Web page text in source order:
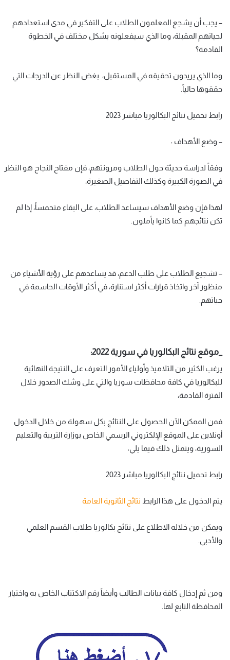
– يجب أن يشجع المعلمون الطلاب على التفكير في مدى استعدادهم
لحياتهم المقبلة، وما الذي سيفعلونه بشكل مختلف في الخطوة
القادمة؟
وما الذي يريدون تحقيقه في المستقبل، بغض النظر عن الدرجات التي
حققوها حالياً.
رابط تحميل نتائج البكالوريا مباشر 2023
– وضع الأهداف :
وفقاً لدراسة حديثة حول الطلاب ومرونتهم، فإن مفتاح النجاح هو النظر
في الصورة الكبيرة وكذلك التفاصيل الصغيرة،
لهذا فإن وضع الأهداف سيساعد الطلاب، على البقاء متحمساً، إذا لم
تكن نتائجهم كما كانوا يأملون.
– تشجيع الطلاب على طلب الدعم، قد يساعدهم على رؤية الأشياء من
منظور آخر واتخاذ قرارات أكثر استنارة، في أكثر الأوقات الحاسمة في
حياتهم.
_موقع نتائج البكالوريا في سورية 2022:
يرغب الكثير من التلاميذ وأولياء الأمور التعرف على النتيجة النهائية
للبكالوريا في كافة محافظات سوريا والتي على وشك الصدور خلال
الفترة القادمة،
فمن الممكن الآن الحصول على النتائج بكل سهولة من خلال الدخول
أونلاين على الموقع الإلكتروني الرسمي الخاص بوزارة التربية والتعليم
السورية، ويتمثل ذلك فيما يلي:
رابط تحميل نتائج البكالوريا مباشر 2023
يتم الدخول على هذا الرابط نتائج الثانوية العامة
ويمكن من خلاله الاطلاع على نتائج بكالوريا طلاب القسم العلمي
والأدبي.
ومن ثم إدخال كافة بيانات الطالب وأيضاً رقم الاكتتاب الخاص به واختيار
المحافظة التابع لها.